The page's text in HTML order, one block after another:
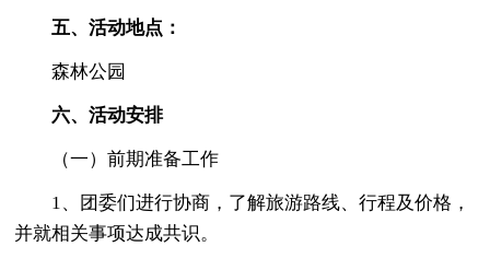
五、活动地点：
森林公园
六、活动安排
（一）前期准备工作
1、团委们进行协商，了解旅游路线、行程及价格，
并就相关事项达成共识。